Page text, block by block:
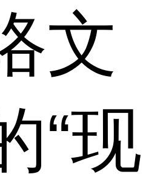
文
“现